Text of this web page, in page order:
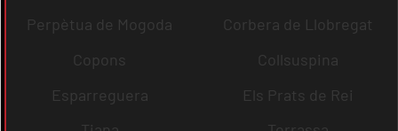
Perpètua de Mogoda
Corbera de Llobregat
Copons
Collsuspina
Esparreguera
Els Prats de Rei